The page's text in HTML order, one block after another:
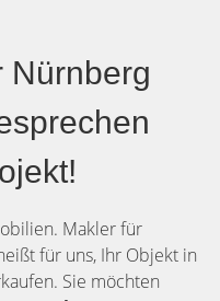
Nürnberg
Makler für
für uns, Ihr Objekt in
Sie möchten